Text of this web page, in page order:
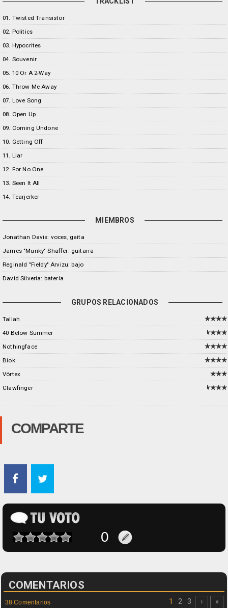
01. Twisted Transistor
02. Politics
03. Hypocrites
04. Souvenir
05. 10 Or A 2-Way
06. Throw Me Away
07. Love Song
08. Open Up
09. Coming Undone
10. Getting Off
11. Liar
12. For No One
13. Seen It All
14. Tearjerker
MIEMBROS
Jonathan Davis: voces, gaita
James "Munky" Shaffer: guitarra
Reginald "Fieldy" Arvizu: bajo
David Silveria: batería
GRUPOS RELACIONADOS
Tallah
40 Below Summer
Nothingface
Biok
Vörtex
Clawfinger
COMPARTE
COMENTARIOS
38 Comentarios 1 2 3 › »